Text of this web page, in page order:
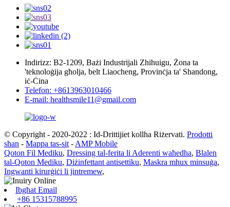
Indirizz: B2-1209, Bażi Industrijali Zhihuigu, Żona ta
'teknoloġija għolja, belt Liaocheng, Provinċja ta' Shandong,
iċ-Ċina
Telefon: +8613963010466
E-mail: healthsmile11@gmail.com
© Copyright - 2020-2022 : Id-Drittijiet kollha Riżervati. Prodotti
sħan - Mappa tas-sit - AMP Mobile
Qoton Fil Mediku, Dressing tal-ferita li Aderenti waħedha, Blalen
tal-Qoton Mediku, Diżinfettant antisettiku, Maskra mhux minsuġa,
Ingwanti kirurġiċi li jintremew,
Ibgħat Email
+86 15315788995